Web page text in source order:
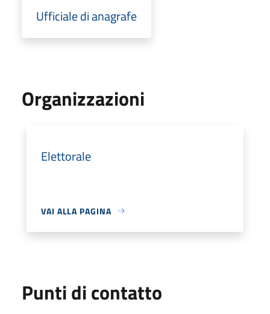
Ufficiale di anagrafe
Organizzazioni
Elettorale
VAI ALLA PAGINA
Punti di contatto